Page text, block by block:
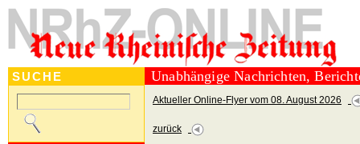
SUCHE Unabhängige Nachrichten,
Aktueller Online-Flyer vom 08. August 2026
zurück